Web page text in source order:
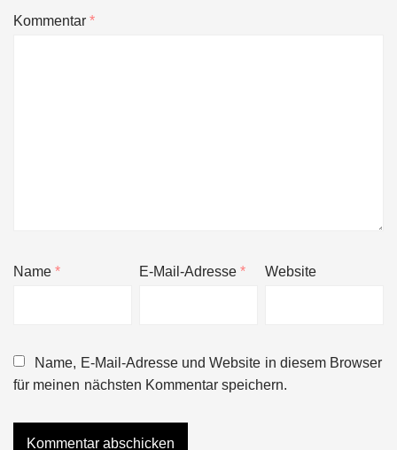
Kommentar*
Name* E-Mail-Adresse* Website
Name, E-Mail-Adresse und Website in diesem Browser
für meinen nächsten Kommentar speichern.